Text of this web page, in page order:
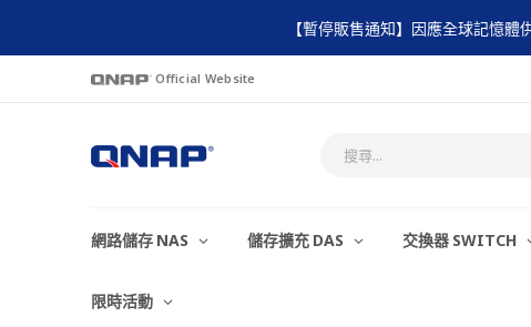
【暫停販售通知】因應全球記憶
Official Website
網路儲存 NAS 儲存擴充 DAS 交換器 SWITCH
限時活動